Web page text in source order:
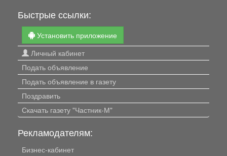
Быстрые ссылки:
Установить приложение
Личный кабинет
Подать объявление
Подать объявление в газету
Поздравить
Скачать газету "Частник-М"
Рекламодателям:
Бизнес-кабинет